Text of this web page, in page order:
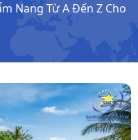
Nang Từ A Đến Z Cho